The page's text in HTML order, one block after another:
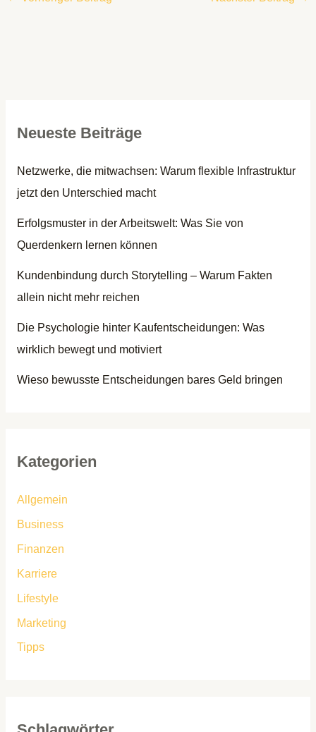
Neueste Beiträge
Netzwerke, die mitwachsen: Warum flexible Infrastruktur
jetzt den Unterschied macht
Erfolgsmuster in der Arbeitswelt: Was Sie von
Querdenkern lernen können
Kundenbindung durch Storytelling – Warum Fakten
allein nicht mehr reichen
Die Psychologie hinter Kaufentscheidungen: Was
wirklich bewegt und motiviert
Wieso bewusste Entscheidungen bares Geld bringen
Kategorien
Allgemein
Business
Finanzen
Karriere
Lifestyle
Marketing
Tipps